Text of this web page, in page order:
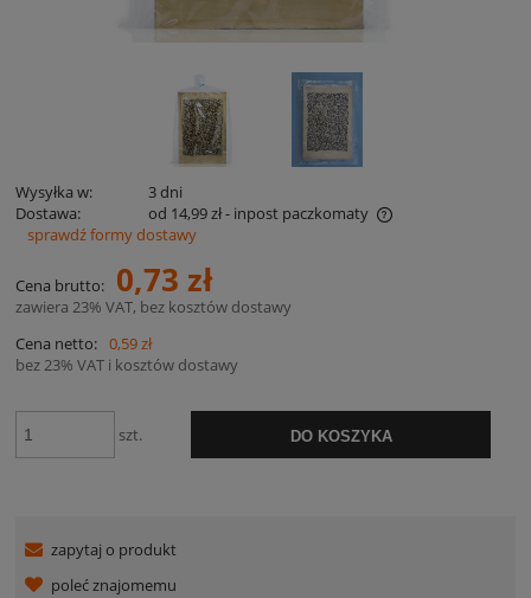
Wysyłka w:
3 dni
Dostawa:
od 14,99 zł- inpost paczkomaty
Cena nie zawiera ewentualnych kosztów płatności
sprawdź formy dostawy
Cena brutto: 0,73 zł
zawiera 23% VAT, bez kosztów dostawy
Cena netto: 0,59 zł
bez 23% VAT i kosztów dostawy
szt. DO KOSZYKA
zapytaj o produkt
poleć znajomemu